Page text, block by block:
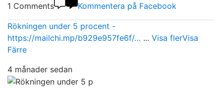
1 Comments Kommentera på Facebook
Rökningen under 5 procent -
https://mailchi.mp/b929e957fe6f/… ... Visa flerVisa
Färre
4 månader sedan